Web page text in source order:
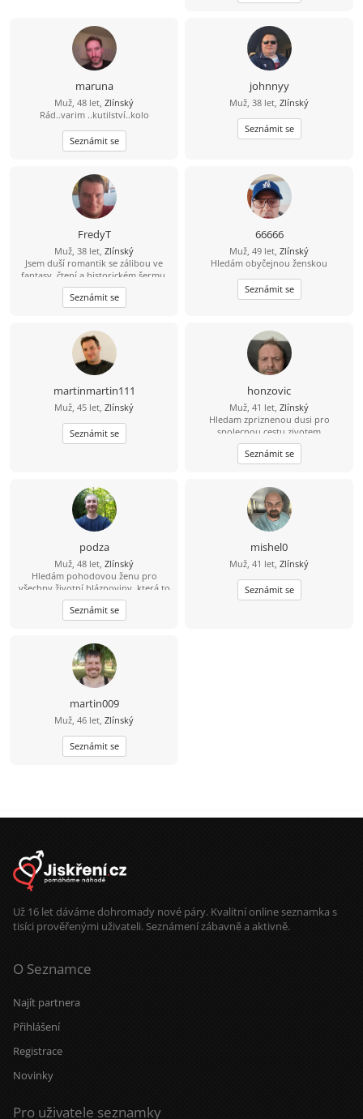
maruna
Muž, 48 let, Zlínský
Rád..varim ..kutilství..kolo
Seznámit se
johnnyy
Muž, 38 let, Zlínský
Seznámit se
FredyT
Muž, 38 let, Zlínský
Jsem duší romantik se zálibou ve
fantasy, čtení a historickém šermu.
Rád si zajdu do kina a na různé akce.
Nekuřák a pijící jen příležitostně,
nebo lépe nikdy.
Seznámit se
66666
Muž, 49 let, Zlínský
Hledám obyčejnou ženskou
Seznámit se
martinmartin111
Muž, 45 let, Zlínský
Seznámit se
honzovic
Muž, 41 let, Zlínský
Hledam zpriznenou dusi pro
spolecnou cestu zivotem
Seznámit se
podza
Muž, 48 let, Zlínský
Hledám pohodovou ženu pro
všechny životní bláznoviny, která to
myslí opravdu vážně a nemá
problém se sejít.
Seznámit se
mishel0
Muž, 41 let, Zlínský
Seznámit se
martin009
Muž, 46 let, Zlínský
Seznámit se
Už 16 let dáváme dohromady nové páry. Kvalitní online seznamka s
tisíci prověřenými uživateli. Seznámení zábavně a aktivně.
O Seznamce
Najít partnera
Přihlášení
Registrace
Novinky
Pro uživatele seznamky